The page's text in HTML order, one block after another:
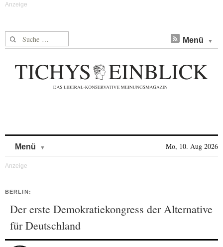
Suche nach: Menü
Menü Mo, 10. Aug 2026
BERLIN:
Der erste Demokratiekongress der Alternative
für Deutschland